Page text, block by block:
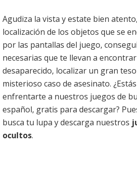
Agudiza la vista y estate bien
localización de los objetos que se
por las pantallas del juego,
necesarias que te llevan a
desaparecido, localizar un gran
misterioso caso de asesinato.
enfrentarte a nuestros juegos de
español, gratis para descargar?
busca tu lupa y descarga nuestros
ocultos.